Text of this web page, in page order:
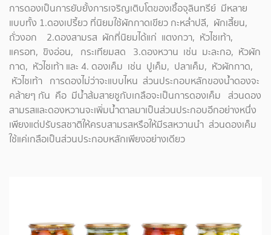
การดองเป็นการยับยั้งการเจริญเติบโตของเชื้อจุลินทรีย์ มีหลาย
แบบทั้ง 1.ดองเปรี้ยว ที่นิยมใช้ผักกาดเขียว กะหล่ำปลี, ผักเสี้ยน,
ถั่วงอก 2.ดองสามรส ผักที่นิยมได้แก่ แตงกวา, หัวไชเท้า,
แครอท, ขิงอ่อน, กระเทียมสด 3.ดองหวาน เช่น มะละกอ, หัวผัก
กาด, หัวไชเท้า และ 4. ดองเค็ม เช่น ปูเค็ม, ปลาเค็ม, หัวผักกาด,
หัวไชเท้า การดองไม่ว่าจะแบบไหน ส่วนประกอบหลักของน้ำดองจะ
คล้ายๆ กัน คือ มีน้ำส้มสายชูกับเกลือจะเป็นการดองเค็ม ส่วนดอง
สามรสและดองหวานจะเพิ่มน้ำตาลมาเป็นส่วนประกอบอีกอย่างหนึ่ง
เพียงแต่ปรับรสชาติให้ครบสามรสหรือให้มีรสหวานนำ ส่วนดองเค็ม
ใช้แค่เกลือเป็นส่วนประกอบหลักเพียงอย่างเดียว